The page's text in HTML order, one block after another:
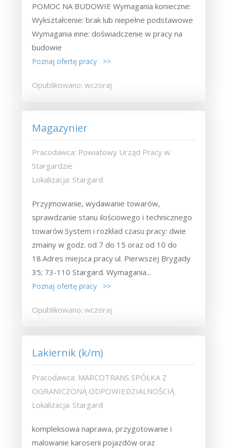
POMOC NA BUDOWIE Wymagania konieczne:
Wykształcenie: brak lub niepełne podstawowe
Wymagania inne: doświadczenie w pracy na
budowie
Poznaj ofertę pracy >>
Opublikowano: wczoraj
Magazynier
Pracodawca: Powiatowy Urząd Pracy w
Stargardzie
Lokalizacja: Stargard
Przyjmowanie, wydawanie towarów,
sprawdzanie stanu ilościowego i technicznego
towarów.System i rozkład czasu pracy: dwie
zmainy w godz. od 7 do 15 oraz od 10 do
18.Adres miejsca pracy ul. Pierwszej Brygady
35; 73-110 Stargard. Wymagania...
Poznaj ofertę pracy >>
Opublikowano: wczoraj
Lakiernik (k/m)
Pracodawca: MARCOTRANS SPÓŁKA Z
OGRANICZONĄ ODPOWIEDZIALNOŚCIĄ
Lokalizacja: Stargard
kompleksowa naprawa, przygotowanie i
malowanie karoserii pojazdów oraz